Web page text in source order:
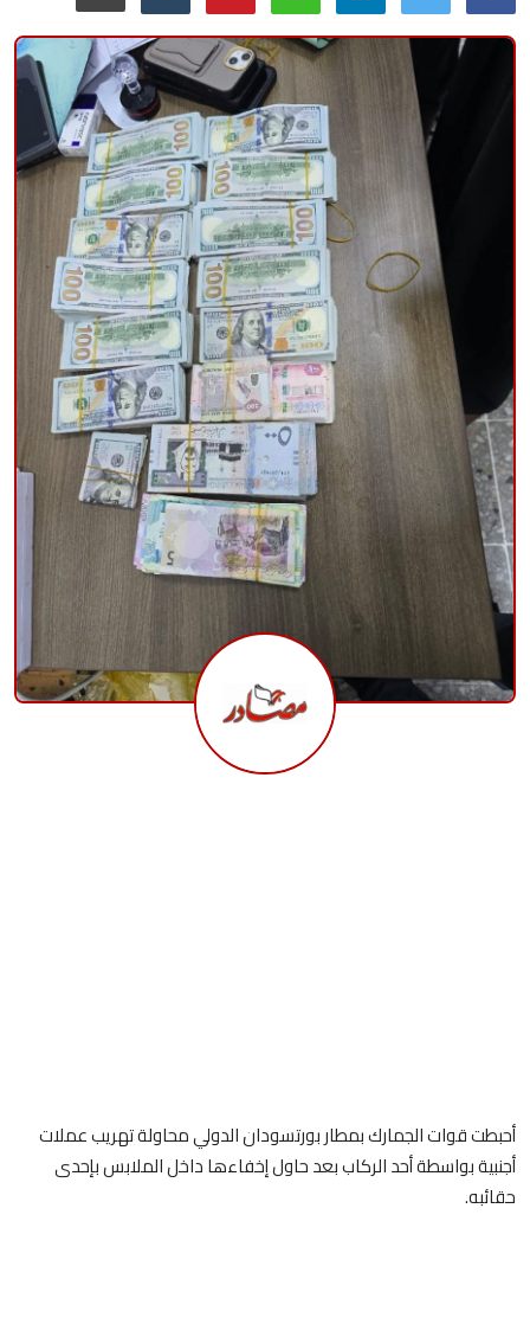
منوعات
حوادث وقضايا
أحبطت قوات الجمارك بمطار بورتسودان الدولي محاولة تهريب عملات
أجنبية بواسطة أحد الركاب بعد حاول إخفاءها داخل الملابس بإحدى
حقائبه.